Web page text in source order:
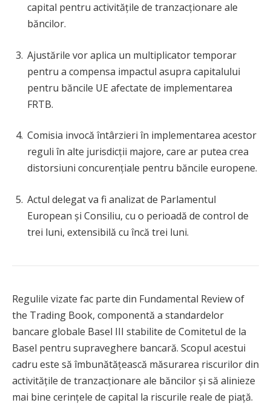
capital pentru activitățile de tranzacționare ale
băncilor.
Ajustările vor aplica un multiplicator temporar
pentru a compensa impactul asupra capitalului
pentru băncile UE afectate de implementarea
FRTB.
Comisia invocă întârzieri în implementarea acestor
reguli în alte jurisdicții majore, care ar putea crea
distorsiuni concurențiale pentru băncile europene.
Actul delegat va fi analizat de Parlamentul
European și Consiliu, cu o perioadă de control de
trei luni, extensibilă cu încă trei luni.
Regulile vizate fac parte din Fundamental Review of
the Trading Book, componentă a standardelor
bancare globale Basel III stabilite de Comitetul de la
Basel pentru supraveghere bancară. Scopul acestui
cadru este să îmbunătățească măsurarea riscurilor din
activitățile de tranzacționare ale băncilor și să alinieze
mai bine cerințele de capital la riscurile reale de piață.